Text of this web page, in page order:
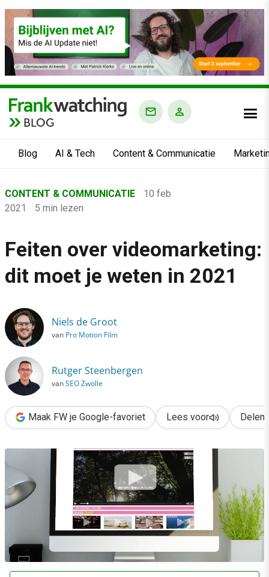
BLOG
Blog AI & Tech Content & Communicatie
›
Content & Communicatie
›
CONTENT & COMMUNICATIE
10 feb
2021
5 min lezen
Feiten over videomarketing:
dit moet je weten in 2021
Niels de Groot
van Pro Motion Film
Rutger Steenbergen
vanSEO Zwolle
Maak FW je Google-favoriet Lees voor Delen